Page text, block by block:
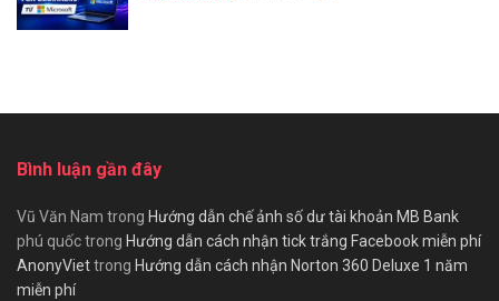
Bình luận gần đây
Vũ Văn Nam trong Hướng dẫn chế ảnh số dư tài khoản MB Bank
phú quốctrong Hướng dẫn cách nhận tick trắng Facebook miễn phí
AnonyViettrong Hướng dẫn cách nhận Norton 360 Deluxe 1 năm
miễn phí